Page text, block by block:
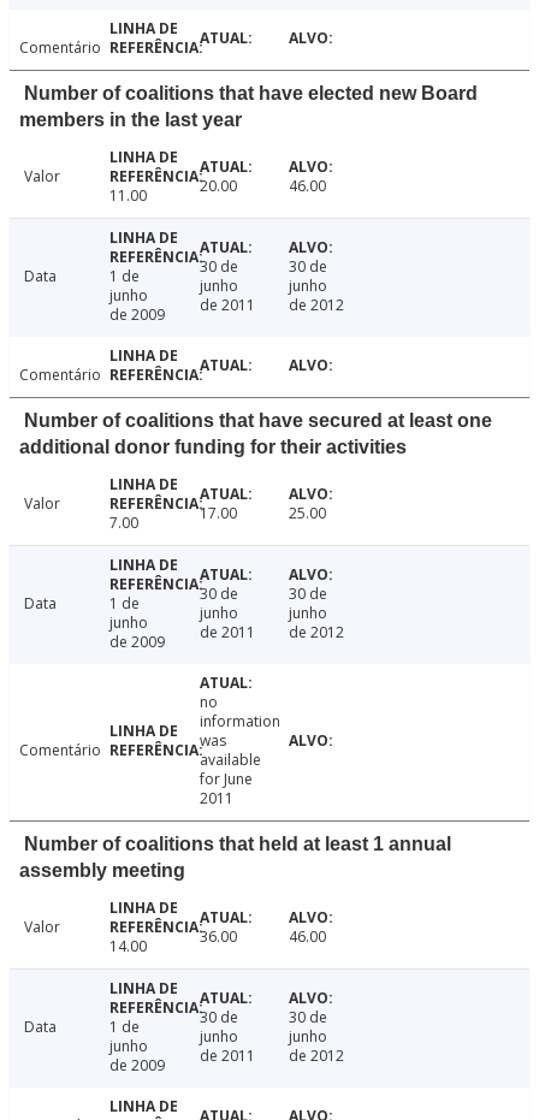
Comentário
Number of coalitions that have elected new Board
members in the last year
Valor
11.00
20.00 46.00
Data
1 de
junho
de 2009
30 de
junho
de 2011
30 de
junho
de 2012
Comentário
Number of coalitions that have secured at least one
additional donor funding for their activities
Valor
7.00
17.00 25.00
Data
1 de
junho
de 2009
30 de
junho
de 2011
30 de
junho
de 2012
Comentário
no
information
was
available
for June
2011
Number of coalitions that held at least 1 annual
assembly meeting
Valor
14.00
36.00 46.00
Data
1 de
junho
de 2009
30 de
junho
de 2011
30 de
junho
de 2012